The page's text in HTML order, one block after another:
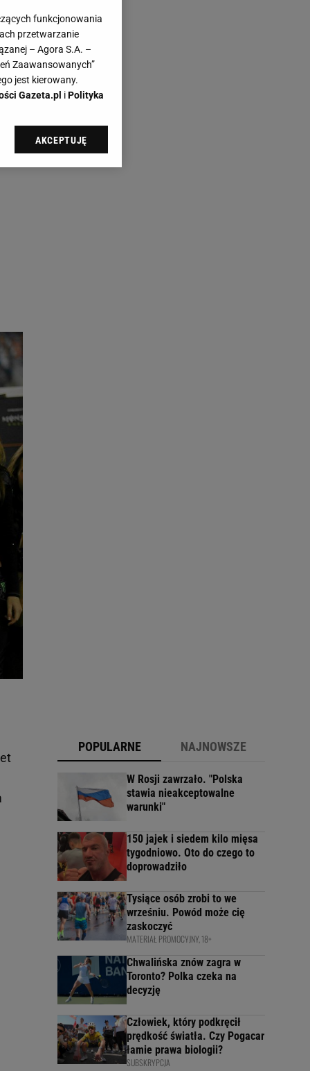
POPULARNE NAJNOWSZE
W Rosji zawrzało. "Polska
stawia nieakceptowalne
warunki"
150 jajek i siedem kilo mięsa
tygodniowo. Oto do czego to
doprowadziło
Tysiące osób zrobi to we
wrześniu. Powód może cię
zaskoczyć
MATERIAŁ PROMOCYJNY, 18+
Chwalińska znów zagra w
Toronto? Polka czeka na
decyzję
Człowiek, który podkręcił
prędkość światła. Czy Pogacar
łamie prawa biologii?
SUBSKRYPCJA
funkcjonowania
przetwarzanie
– Agora S.A. –
Zaawansowanych”
jest kierowany.
Gazeta.pl iPolityka
sp. z o.o., jej
swoje preferencje
AKCEPTUJĘ